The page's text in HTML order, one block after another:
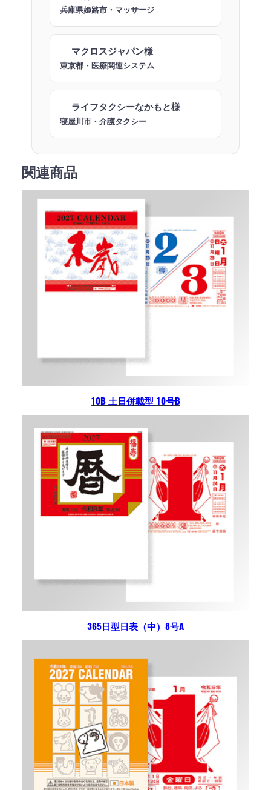
兵庫県姫路市・マッサージ
マクロスジャパン様
東京都・医療関連システム
ライフタクシーなかもと様
寝屋川市・介護タクシー
関連商品
10B 土日併載型 10号B
365日型日表（中）8号A